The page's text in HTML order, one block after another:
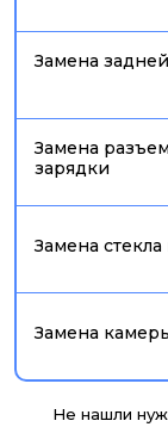
Замена
Замена
зарядки
Замена
Замена
Не нашли